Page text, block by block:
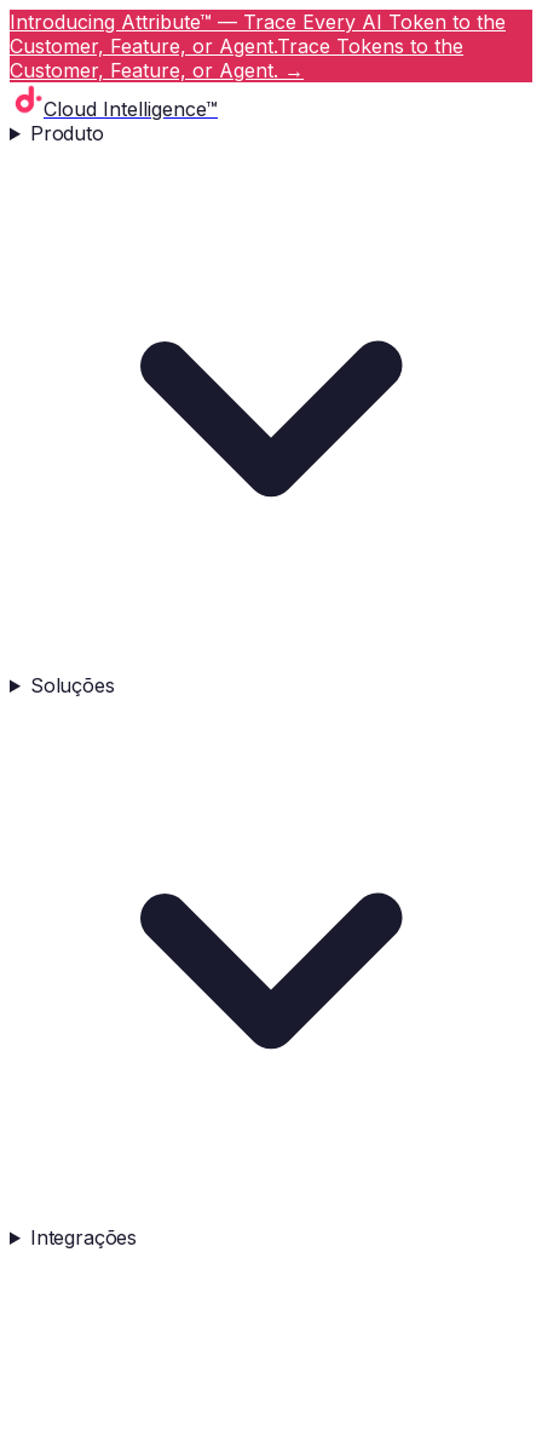
Introducing Attribute™ — Trace Every AI Token to the
Customer, Feature, or Agent.Trace Tokens to the
Customer, Feature, or Agent. →
Cloud Intelligence™
Produto
Soluções
Integrações